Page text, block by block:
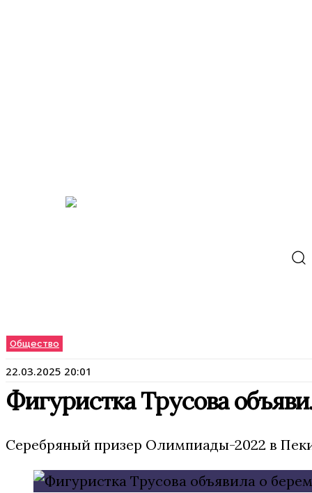
Общество
22.03.2025 20:01
Фигуристка Трусова
Серебряный призер Олимпиады-2022 в